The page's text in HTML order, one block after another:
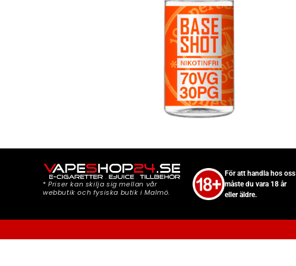
*Priser kan skilja sig mellan vår
webbutik och fysiska butik i Malmö.
För att handla hos oss
måste du vara 18 år
eller äldre.